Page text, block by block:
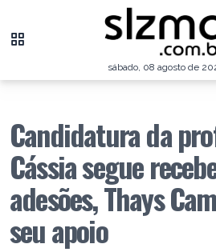
sábado, 08 agosto de
Candidatura da
Cássia segue
adesões, Thays
seu apoio